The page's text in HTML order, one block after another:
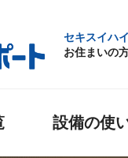
セキスイハ
お住まいの
設備の使